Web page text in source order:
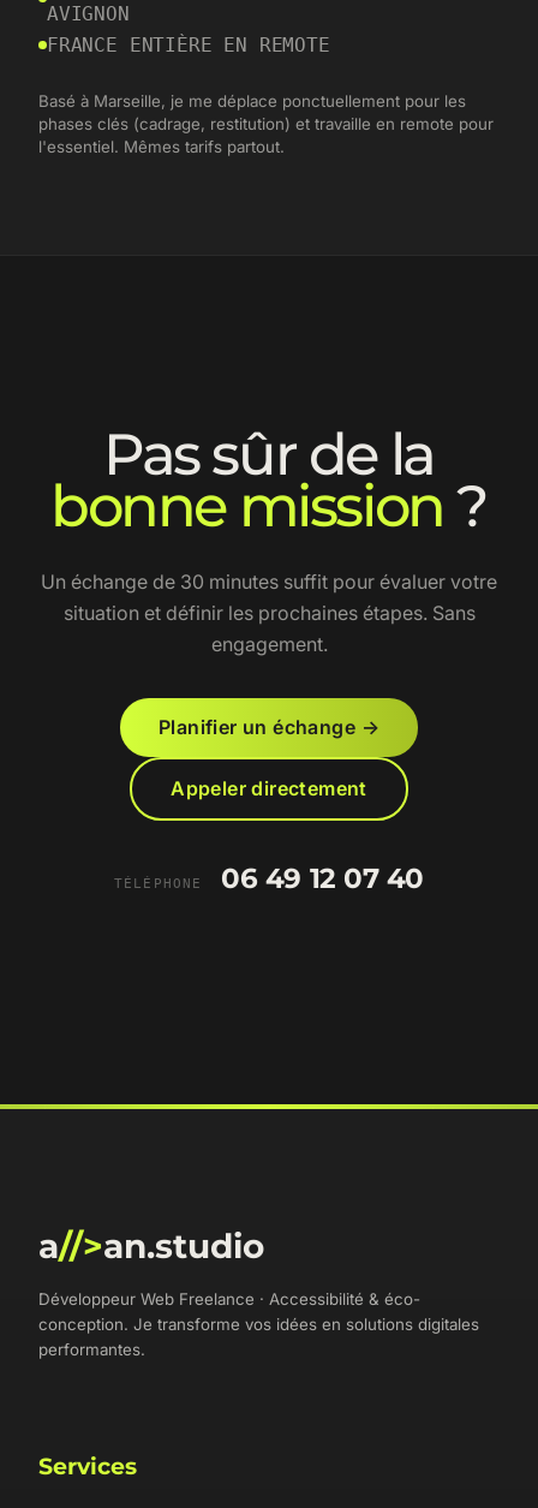
AVIGNON
FRANCE ENTIÈRE EN REMOTE
Basé à Marseille, je me déplace ponctuellement pour les
phases clés (cadrage, restitution) et travaille en remote pour
l'essentiel. Mêmes tarifs partout.
Pas sûr de la
bonne mission ?
Un échange de 30 minutes suffit pour évaluer votre
situation et définir les prochaines étapes. Sans
engagement.
Planifier un échange →
Appeler directement
TÉLÉPHONE 06 49 12 07 40
a//>an.studio
Développeur Web Freelance · Accessibilité & éco-
conception. Je transforme vos idées en solutions digitales
performantes.
Services